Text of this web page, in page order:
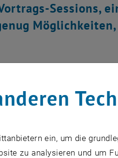
Sessions,
ein, um die
zu analysieren und um